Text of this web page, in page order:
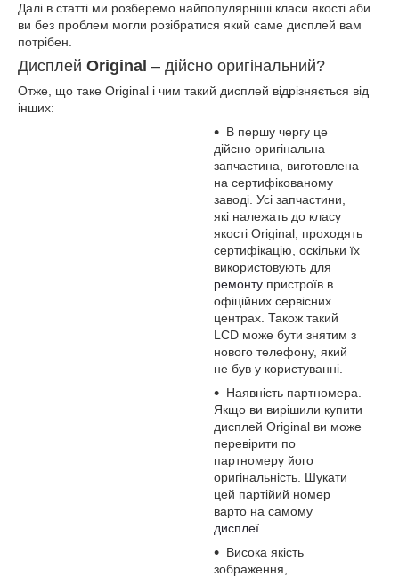
Далі в статті ми розберемо найпопулярніші класи якості аби
ви без проблем могли розібратися який саме дисплей вам
потрібен.
Дисплей Original – дійсно оригінальний?
Отже, що таке Original і чим такий дисплей відрізняється від
інших:
В першу чергу це
дійсно оригінальна
запчастина, виготовлена
на сертифікованому
заводі. Усі запчастини,
які належать до класу
якості Original, проходять
сертифікацію, оскільки їх
використовують для
ремонту пристроїв в
офіційних сервісних
центрах. Також такий
LCD може бути знятим з
нового телефону, який
не був у користуванні.
Наявність партномера.
Якщо ви вирішили купити
дисплей Original ви може
перевірити по
партномеру його
оригінальність. Шукати
цей партійий номер
варто на самому
дисплеї
Висока якість
зображення,